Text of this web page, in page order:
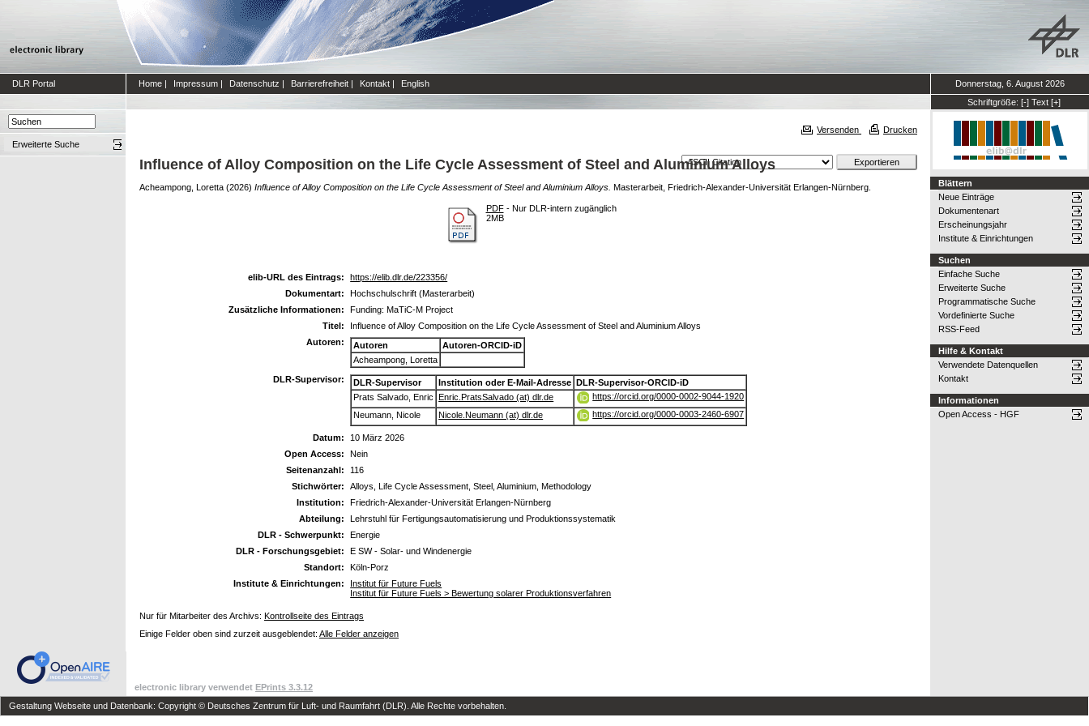
DLR Portal Home | Impressum | Datenschutz | Barrierefreiheit | Kontakt | English
Donnerstag, 6. August 2026
Schriftgröße: [-] Text [+]
Erweiterte Suche
Versenden Drucken
Influence of Alloy Composition on the Life Cycle Assessment of Steel and Aluminium Alloys
Acheampong, Loretta (2026) Influence of Alloy Composition on the Life Cycle Assessment of Steel and Aluminium Alloys. Masterarbeit, Friedrich-Alexander-Universität Erlangen-Nürnberg.
PDF- Nur DLR-intern zugänglich
2MB
elib-URL des Eintrags:
https://elib.dlr.de/223356/
Dokumentart:
Hochschulschrift (Masterarbeit)
Zusätzliche Informationen:
Funding: MaTiC-M Project
Titel:
Influence of Alloy Composition on the Life Cycle Assessment of Steel and Aluminium Alloys
Autoren:
Autoren
Autoren-ORCID-iD
Acheampong, Loretta
DLR-Supervisor:
DLR-Supervisor Institution oder E-Mail-Adresse DLR-Supervisor-ORCID-iD
Prats Salvado, Enric Enric.PratsSalvado (at) dlr.de
https://orcid.org/0000-0002-9044-1920
Neumann, Nicole
Nicole.Neumann (at) dlr.de https://orcid.org/0000-0003-2460-6907
Datum:
10 März 2026
Open Access:
Nein
Seitenanzahl:
116
Stichwörter:
Alloys, Life Cycle Assessment, Steel, Aluminium, Methodology
Institution:
Friedrich-Alexander-Universität Erlangen-Nürnberg
Abteilung:
Lehrstuhl für Fertigungsautomatisierung und Produktionssystematik
DLR - Schwerpunkt:
Energie
DLR - Forschungsgebiet:
E SW - Solar- und Windenergie
Standort:
Köln-Porz
Institute & Einrichtungen:
Institut für Future Fuels
Institut für Future Fuels > Bewertung solarer Produktionsverfahren
Nur für Mitarbeiter des Archivs: Kontrollseite des Eintrags
Einige Felder oben sind zurzeit ausgeblendet: Alle Felder anzeigen
Blättern
Neue Einträge
Dokumentenart
Erscheinungsjahr
Institute & Einrichtungen
Suchen
Einfache Suche
Erweiterte Suche
Programmatische Suche
Vordefinierte Suche
RSS-Feed
Hilfe & Kontakt
Verwendete Datenquellen
Kontakt
Informationen
Open Access - HGF
electronic library verwendet EPrints 3.3.12
Gestaltung Webseite und Datenbank: Copyright © Deutsches Zentrum für Luft- und Raumfahrt (DLR). Alle Rechte vorbehalten.